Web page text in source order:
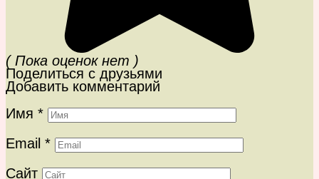
( Пока оценок нет )
Поделиться с друзьями
Добавить комментарий
Имя *
Email *
Сайт